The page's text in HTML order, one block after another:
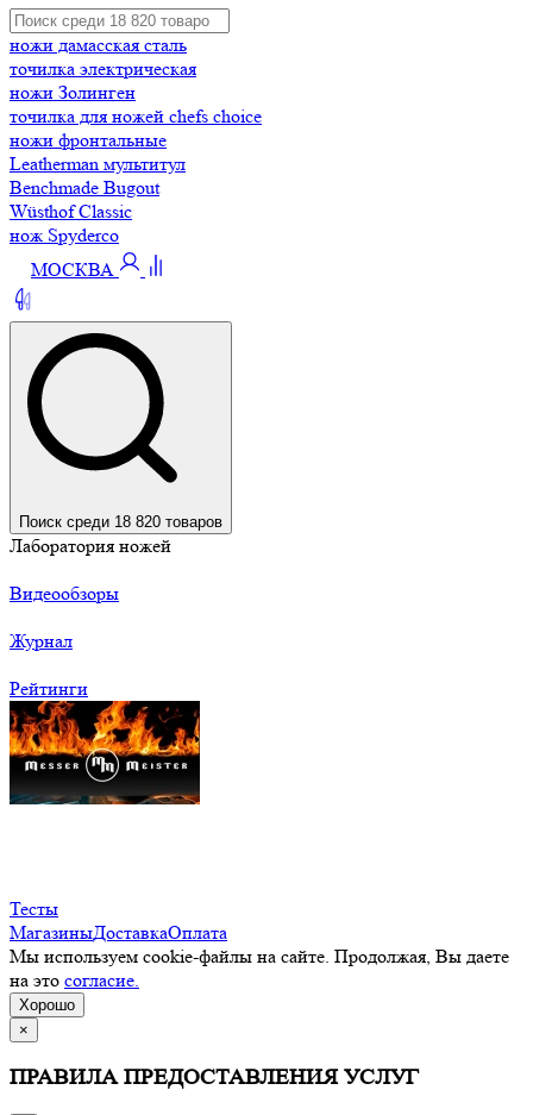
ножи дамасская сталь
точилка электрическая
ножи Золинген
точилка для ножей chefs choice
ножи фронтальные
Leatherman мультитул
Benchmade Bugout
Wüsthof Classic
нож Spyderco
МОСКВА
Поиск среди 18 820 товаров
Лаборатория ножей
Видеообзоры
Журнал
Рейтинги
Тесты
МагазиныДоставкаОплата
Мы используем cookie-файлы на сайте. Продолжая, Вы даете
на это согласие.
Хорошо
×
ПРАВИЛА ПРЕДОСТАВЛЕНИЯ УСЛУГ